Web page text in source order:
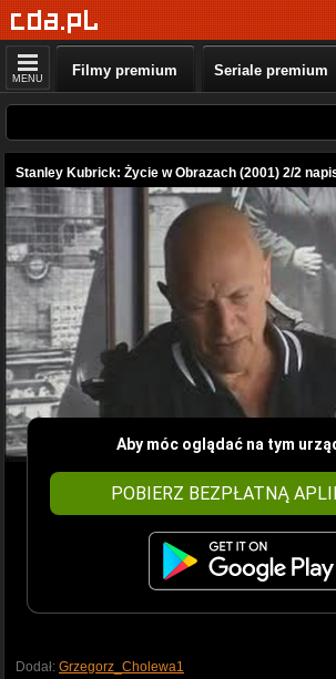
MENU Filmy premium Seriale premium
Stanley Kubrick: Życie w Obrazach (2001) 2/2
Aby móc oglądać na tym
POBIERZ BEZPŁATNĄ
Dodał: Grzegorz_Cholewa1